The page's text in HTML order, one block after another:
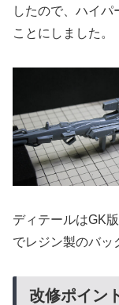
したので、ハイ
ことにしました。
ディテールはGK
でレジン製のバッ
改修ポイン